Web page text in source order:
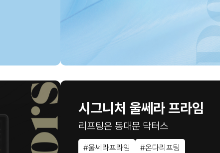
시그니처 울쎄라 프라임
리프팅은 동대문 닥터스
#울쎄라프라임
#온다리프팅